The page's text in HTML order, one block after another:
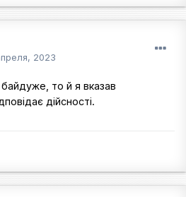
2023
то й я вказав
дійсності.